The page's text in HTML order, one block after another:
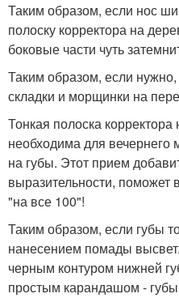
Таким образом, если нос
полоску корректора на
боковые части чуть
Таким образом, если
складки и морщинки на
Тонкая полоска
необходима для
на губы. Этот прием
выразительности,
"на все 100"!
Таким образом, если губы
нанесением помады
черным контуром нижней
простым карандашом -